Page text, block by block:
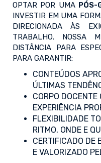
OPTAR POR UMA PÓS-
INVESTIR EM UMA
DIRECIONADA ÀS
TRABALHO. NOSSA
DISTÂNCIA PARA
PARA GARANTIR:
CONTEÚDOS
ÚLTIMAS
CORPO
EXPERIÊNCIA
FLEXIBILIDADE
RITMO, ONDE E
CERTIFICADO DE
E VALORIZADO